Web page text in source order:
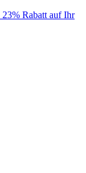
23% Rabatt auf Ihr